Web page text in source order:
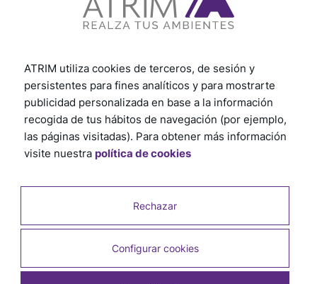
ATRIM utiliza cookies de terceros, de sesión y
persistentes para fines analíticos y para mostrarte
publicidad personalizada en base a la información
recogida de tus hábitos de navegación (por ejemplo,
las páginas visitadas). Para obtener más información
visite nuestra política de cookies
Rechazar
Configurar cookies